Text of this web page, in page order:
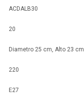
ACDALB30
20
Diametro 25 cm, Alto 23 cm
220
E27